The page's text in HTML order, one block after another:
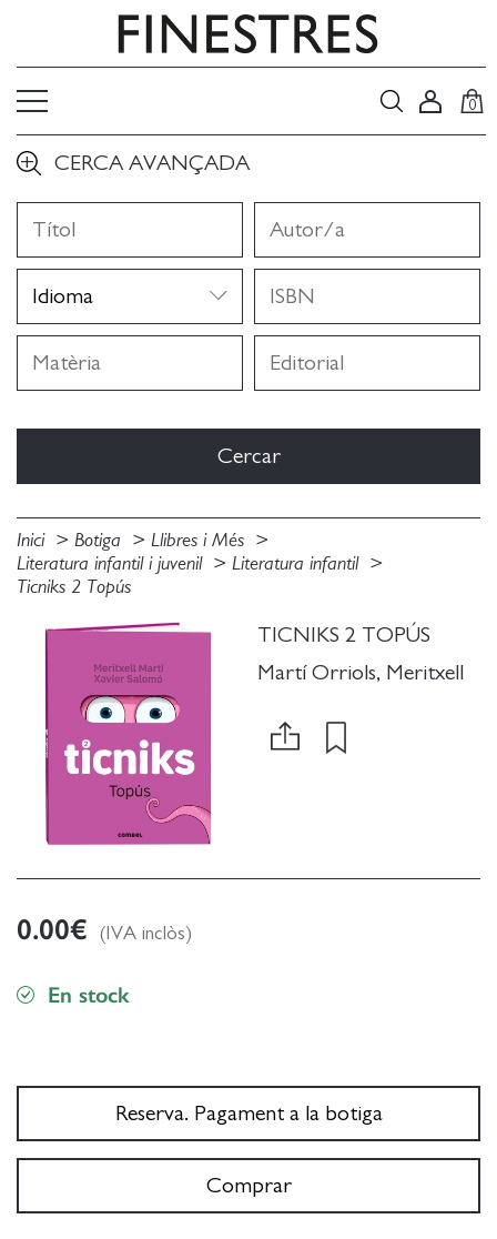
0
CERCA AVANÇADA
Inici Botiga
Llibres i Més
Literatura infantil i juvenil
Literatura infantil
Ticniks 2 Topús
TICNIKS 2 TOPÚS
Martí Orriols, Meritxell
0.00€ (IVA inclòs)
En stock
Reserva. Pagament a la botiga
Comprar